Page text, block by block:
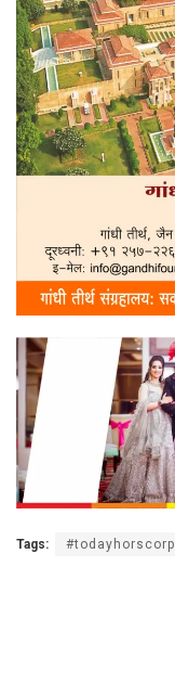
Tags: #todayhorscorp